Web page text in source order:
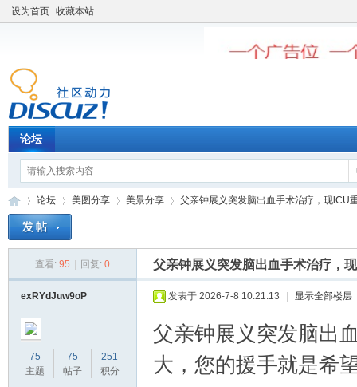
设为首页 收藏本站
论坛
论坛
›
美图分享 美景分享
›
父亲钟展义突发脑出血手术治疗，现lCU
查看: 95 回复: 0 父亲钟展义突发脑出血手术治疗，
exRYdJuw9oP
75
主题
75
帖子
251
积分
发表于 2026-7-8 10:21:13 显示全部楼层
父亲钟展义突发脑出
大，您的援手就是希